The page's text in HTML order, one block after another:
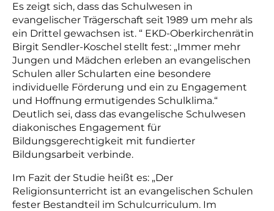
Es zeigt sich, dass das Schulwesen in
evangelischer Trägerschaft seit 1989 um mehr als
ein Drittel gewachsen ist. “ EKD-Oberkirchenrätin
Birgit Sendler-Koschel stellt fest: „Immer mehr
Jungen und Mädchen erleben an evangelischen
Schulen aller Schularten eine besondere
individuelle Förderung und ein zu Engagement
und Hoffnung ermutigendes Schulklima.“
Deutlich sei, dass das evangelische Schulwesen
diakonisches Engagement für
Bildungsgerechtigkeit mit fundierter
Bildungsarbeit verbinde.
Im Fazit der Studie heißt es: „Der
Religionsunterricht ist an evangelischen Schulen
fester Bestandteil im Schulcurriculum. Im